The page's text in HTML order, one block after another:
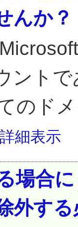
んか？
ント
のド
詳細表示
場合
外す